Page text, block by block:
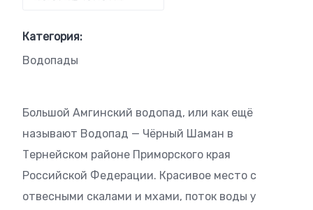
Категория:
Водопады
Большой Амгинский водопад, или как ещё
называют Водопад — Чёрный Шаман в
Тернейском районе Приморского края
Российской Федерации. Красивое место с
отвесными скалами и мхами, поток воды у